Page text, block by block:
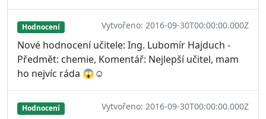
Hodnocení Vytvořeno: 2016-09-30T00:00:00.000Z
Nové hodnocení učitele: Ing. Lubomír Hajduch -
Předmět: chemie, Komentář: Nejlepší učitel, mam
ho nejvíc ráda 😱☺
Hodnocení Vytvořeno: 2016-09-30T00:00:00.000Z